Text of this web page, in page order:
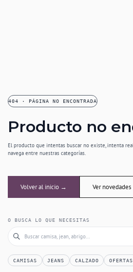
404 · PÁGINA NO ENCONTRADA
Producto no
El producto que intentas buscar no existe, intenta
navega entre nuestras categorías.
Volver al inicio → Ver
O BUSCA LO QUE NECESITAS
CAMISAS JEANS CALZADO OFERTAS